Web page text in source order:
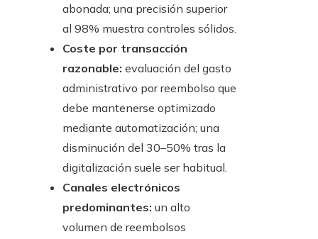
abonada; una precisión superior
al 98% muestra controles sólidos.
Coste por transacción
razonable: evaluación del gasto
administrativo por reembolso que
debe mantenerse optimizado
mediante automatización; una
disminución del 30–50% tras la
digitalización suele ser habitual.
Canales electrónicos
predominantes: un alto
volumen de reembolsos